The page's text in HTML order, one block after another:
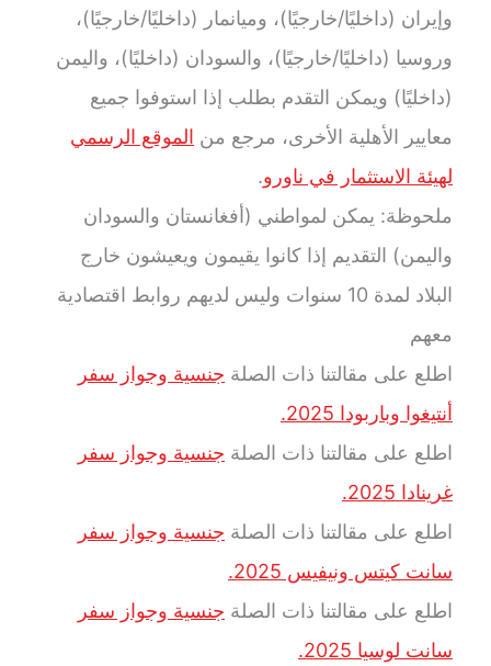
وإيران (داخليًا/خارجيًا)، وميانمار (داخليًا/خارجيًا)،
وروسيا (داخليًا/خارجيًا)، والسودان (داخليًا)، واليمن
(داخليًا) ويمكن التقدم بطلب إذا استوفوا جميع
معايير الأهلية الأخرى، مرجع من الموقع الرسمي
لهيئة الاستثمار في ناورو.
ملحوظة: يمكن لمواطني (أفغانستان والسودان
واليمن) التقديم إذا كانوا يقيمون ويعيشون خارج
البلاد لمدة 10 سنوات وليس لديهم روابط اقتصادية
معهم
اطلع على مقالتنا ذات الصلة جنسية وجواز سفر
أنتيغوا وباربودا 2025.
اطلع على مقالتنا ذات الصلة جنسية وجواز سفر
غرينادا 2025.
اطلع على مقالتنا ذات الصلة جنسية وجواز سفر
سانت كيتس ونيفيس 2025.
اطلع على مقالتنا ذات الصلة جنسية وجواز سفر
سانت لوسيا 2025.